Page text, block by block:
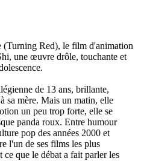
(Turning Red), le film d'animation
une œuvre drôle, touchante et
de 13 ans, brillante,
sa mère. Mais un matin, elle
un peu trop forte, elle se
panda roux. Entre humour
pop des années 2000 et
l'un de ses films les plus
ce que le débat a fait parler les